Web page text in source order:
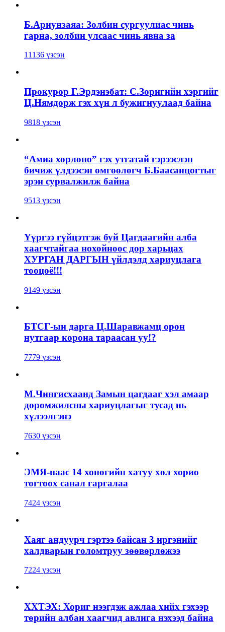
Б.Ариунзаяа: Золбин сургуулиас чинь
гарна, золбин улсаас чинь явна за
11136 үзсэн
Прокурор Г.Эрдэнэбат: С.Зоригийн хэргийг
Ц.Нямдорж гэх хүн л бужигнуулаад байна
9818 үзсэн
“Амиа хорлоно” гэх утгатай гэрээслэн
бичиж үлдээсэн өмгөөлөгч Б.Баасанцогтыг
эрэн сурвалжилж байна
9513 үзсэн
Үүргээ гүйцэтгэж буй Цагдаагийн алба
хаагчтайгаа нохойноос дор харьцах
ХУРГАН ДАРГЫН үйлдэлд хариуцлага
тооцоё!!!
9149 үзсэн
БТСГ-ын дарга Ц.Шаравжамц орон
нутгаар корона тараасан уу!?
7779 үзсэн
М.Чингисхаанд Замын цагдааг хэл амаар
доромжилсны хариуцлагыг тусад нь
хүлээлгэнэ
7630 үзсэн
ЭМЯ-наас 14 хоногийн хатуу хөл хорио
тогтоох санал гаргалаа
7424 үзсэн
Хаяг андуурч гэртээ байсан 3 иргэнийг
халдварын голомтруу зөөвөрлөжээ
7224 үзсэн
ХХТЭХ: Хориг нээгдэж ажлаа хийх гэхээр
төрийн албан хаагчид авлига нэхээд байна